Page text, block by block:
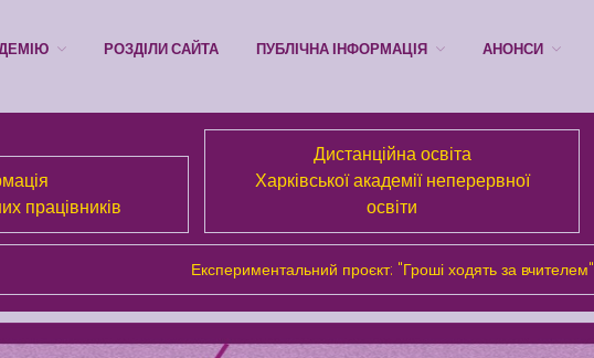
РОЗДІЛИ САЙТА ПУБЛІЧНА ІНФОРМАЦІЯ АНОНСИ
працівників
Дистанційна освіта
Харківської академії неперервної
освіти
Експериментальний проєкт: "Гроші ходять за вчителем"